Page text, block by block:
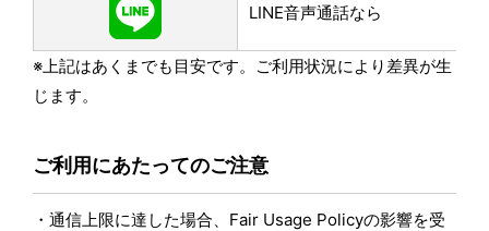
LINE音声通話なら
※上記はあくまでも目安です。ご利用状況により差異が生
じます。
ご利用にあたってのご注意
通信上限に達した場合、Fair Usage Policyの影響を受